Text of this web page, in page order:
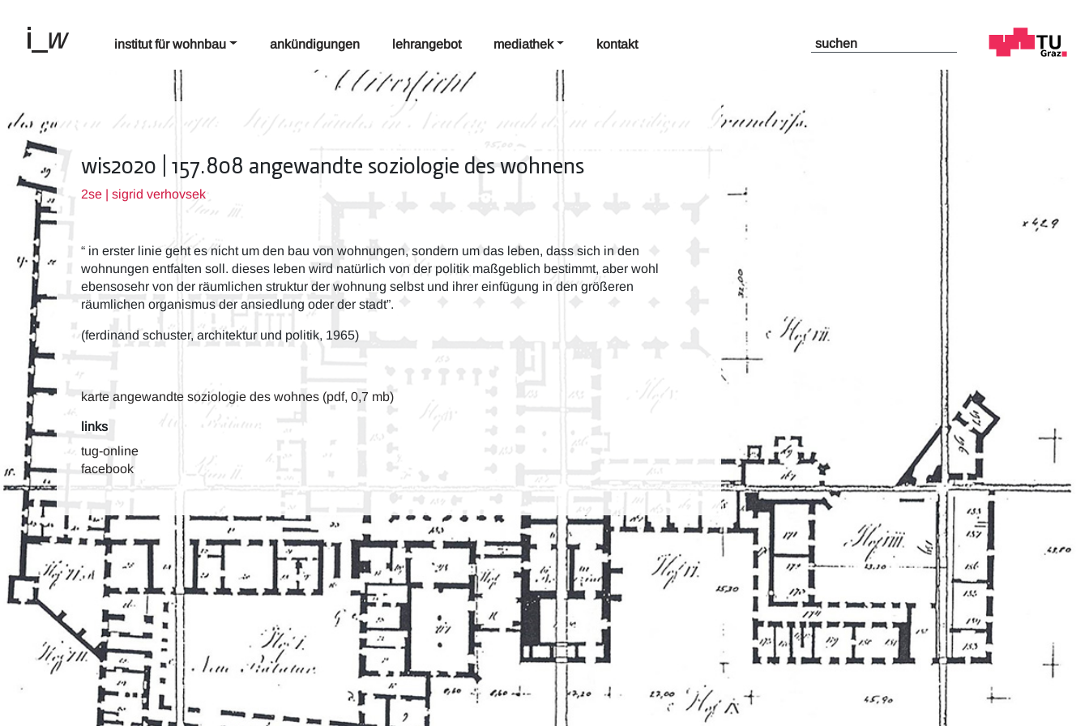
institut für wohnbau ankündigungen lehrangebot mediathek kontakt
wis2020 | 157.808 angewandte soziologie des wohnens
2se | sigrid verhovsek
“ in erster linie geht es nicht um den bau von wohnungen, sondern um das leben, dass sich in den
wohnungen entfalten soll. dieses leben wird natürlich von der politik maßgeblich bestimmt, aber wohl
ebensosehr von der räumlichen struktur der wohnung selbst und ihrer einfügung in den größeren
räumlichen organismus der ansiedlung oder der stadt”.
(ferdinand schuster, architektur und politik, 1965)
karte angewandte soziologie des wohnes (pdf, 0,7 mb)
links
tug-online
facebook